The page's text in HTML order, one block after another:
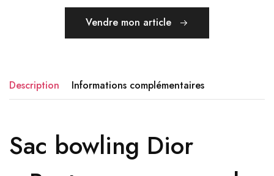
Vendre mon article
Description Informations complémentaires
Sac bowling Dior